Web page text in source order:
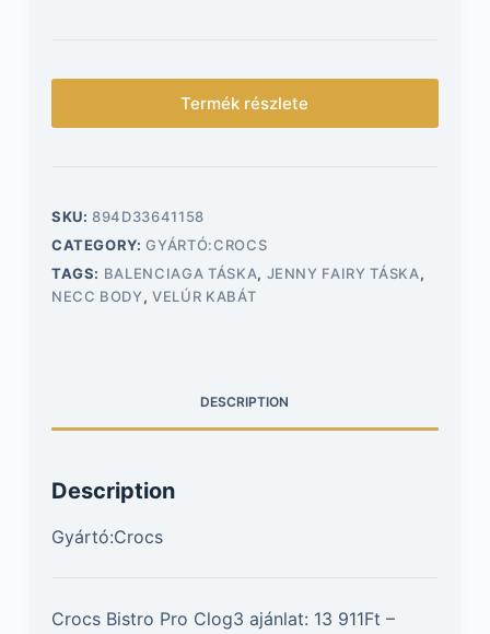
Termék részlete
SKU:894D33641158
CATEGORY:GYÁRTÓ:CROCS
TAGS: BALENCIAGA TÁSKA, JENNY FAIRY TÁSKA,
NECC BODY,VELÚR KABÁT
DESCRIPTION
Description
Gyártó:Crocs
Crocs Bistro Pro Clog3 ajánlat: 13 911Ft –